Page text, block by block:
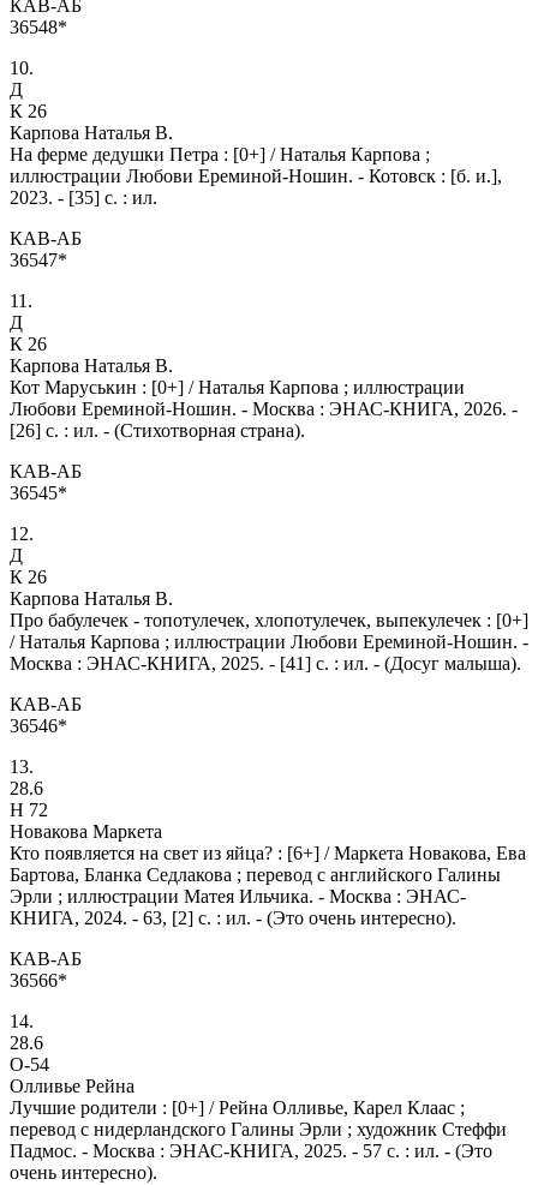
КАВ-АБ
36548*
10.
Д
К 26
Карпова Наталья В.
На ферме дедушки Петра : [0+] / Наталья Карпова ;
иллюстрации Любови Ереминой-Ношин. - Котовск : [б. и.],
2023. - [35] с. : ил.
КАВ-АБ
36547*
11.
Д
К 26
Карпова Наталья В.
Кот Маруськин : [0+] / Наталья Карпова ; иллюстрации
Любови Ереминой-Ношин. - Москва : ЭНАС-КНИГА, 2026. -
[26] с. : ил. - (Стихотворная страна).
КАВ-АБ
36545*
12.
Д
К 26
Карпова Наталья В.
Про бабулечек - топотулечек, хлопотулечек, выпекулечек : [0+]
/ Наталья Карпова ; иллюстрации Любови Ереминой-Ношин. -
Москва : ЭНАС-КНИГА, 2025. - [41] с. : ил. - (Досуг малыша).
КАВ-АБ
36546*
13.
28.6
Н 72
Новакова Маркета
Кто появляется на свет из яйца? : [6+] / Маркета Новакова, Ева
Бартова, Бланка Седлакова ; перевод с английского Галины
Эрли ; иллюстрации Матея Ильчика. - Москва : ЭНАС-
КНИГА, 2024. - 63, [2] с. : ил. - (Это очень интересно).
КАВ-АБ
36566*
14.
28.6
О-54
Олливье Рейна
Лучшие родители : [0+] / Рейна Олливье, Карел Клаас ;
перевод с нидерландского Галины Эрли ; художник Стеффи
Падмос. - Москва : ЭНАС-КНИГА, 2025. - 57 с. : ил. - (Это
очень интересно).